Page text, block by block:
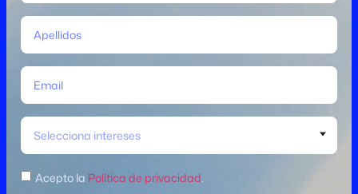
Selecciona intereses
Acepto la Política de privacidad.